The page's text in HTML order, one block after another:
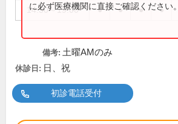
14:30～19:00 ● ● ● ●
に必ず医療機関に直接ご確認ください。
備考: 土曜AMのみ
休診日: 日、祝
初診電話受付